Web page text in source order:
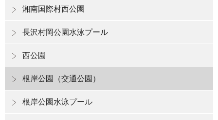
湘南国際村西公園
長沢村岡公園水泳プール
西公園
根岸公園（交通公園）
根岸公園水泳プール